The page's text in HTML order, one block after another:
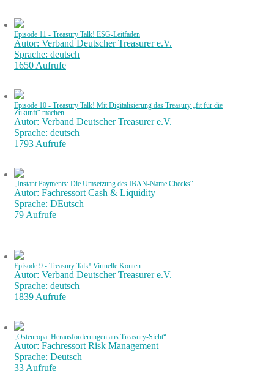
Episode 11 - Treasury Talk! ESG-Leitfaden
Autor: Verband Deutscher Treasurer e.V.
Sprache: deutsch
1650 Aufrufe
Episode 10 - Treasury Talk! Mit Digitalisierung das Treasury „fit für die
Zukunft“ machen
Autor: Verband Deutscher Treasurer e.V.
Sprache: deutsch
1793 Aufrufe
„Instant Payments: Die Umsetzung des IBAN-Name Checks“
Autor: Fachressort Cash & Liquidity
Sprache: DEutsch
79 Aufrufe
Episode 9 - Treasury Talk! Virtuelle Konten
Autor: Verband Deutscher Treasurer e.V.
Sprache: deutsch
1839 Aufrufe
„Osteuropa: Herausforderungen aus Treasury-Sicht“
Autor: Fachressort Risk Management
Sprache: Deutsch
33 Aufrufe